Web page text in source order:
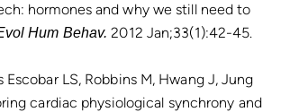
hormones and why we still need to
Hum Behav. 2012 Jan;33(1):42-45.
LS, Robbins M, Hwang J, Jung
cardiac physiological synchrony and